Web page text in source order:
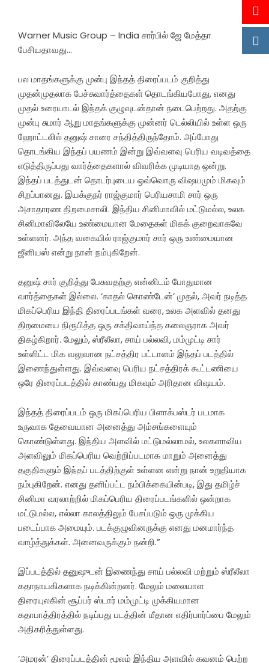
Warner Music Group – India சார்பில் ஜே மேத்தா
பேசியதாவது…
பல மாதங்களுக்கு முன்பு இந்தத் திரைப்படம் குறித்து
முதன்முதலாக பேச்சுவார்த்தைகள் தொடங்கியபோது, எனது
முதல் உரையாடல் இந்தக் குழுவுடன்தான் நடைபெற்றது. அதற்கு
முன்பு சுமார் ஆறு மாதங்களுக்கு முன்னர் டெல்லியில் உள்ள ஒரு
ஹோட்டலில் தனுஷ் சாரை சந்தித்திருந்தோம். அப்போது
தொடங்கிய இந்தப் பயணம் இன்று இவ்வளவு பெரிய வடிவத்தை
எடுத்திருப்பது வார்த்தைகளால் விவரிக்க முடியாத ஒன்று.
இந்தப் படத்துடன் தொடர்புடைய ஒவ்வொரு விஷயமும் மிகவும்
சிறப்பானது. இயக்குநர் ராஜ்குமார் பெரியசாமி சார் ஒரு
அசாதாரண திறமைசாலி. இந்திய சினிமாவில் மட்டுமல்ல, உலக
சினிமாவிலேயே உண்மையான மேதைகள் மிகக் குறைவாகவே
உள்ளனர். அந்த வகையில் ராஜ்குமார் சார் ஒரு உண்மையான
ஜீனியஸ் என்று நான் நம்புகிறேன்.
தனுஷ் சார் குறித்து பேசுவதற்கு என்னிடம் போதுமான
வார்த்தைகள் இல்லை. ‘காதல் கொண்டேன்’ முதல், அவர் நடித்த
மிகப்பெரிய இந்தி திரைப்படங்கள் வரை, உலக அளவில் தனது
திறமையை நிரூபித்த ஒரு சக்திவாய்ந்த கலைஞராக அவர்
திகழ்கிறார். மேலும், ஸ்ரீலீலா, சாய் பல்லவி, மம்முட்டி சார்
உள்ளிட்ட மிக வலுவான நட்சத்திர பட்டாளம் இந்தப் படத்தில்
இணைந்துள்ளது. இவ்வளவு பெரிய நட்சத்திரக் கூட்டணியை
ஒரே திரைப்படத்தில் காண்பது மிகவும் அரிதான விஷயம்.
இந்தத் திரைப்படம் ஒரு மிகப்பெரிய பிளாக்பஸ்டர் படமாக
உருவாக தேவையான அனைத்து அம்சங்களையும்
கொண்டுள்ளது. இந்திய அளவில் மட்டுமல்லாமல், உலகளாவிய
அளவிலும் மிகப்பெரிய வெற்றிப்படமாக மாறும் அனைத்து
தகுதிகளும் இந்தப் படத்திற்குள் உள்ளன என்று நான் உறுதியாக
நம்புகிறேன். எனது தனிப்பட்ட நம்பிக்கையின்படி, இது தமிழ்ச்
சினிமா வரலாற்றில் மிகப்பெரிய திரைப்படங்களில் ஒன்றாக
மட்டுமல்ல, எல்லா காலத்திலும் பேசப்படும் ஒரு முக்கிய
படைப்பாக அமையும். படக்குழுவினருக்கு எனது மனமார்ந்த
வாழ்த்துக்கள். அனைவருக்கும் நன்றி.”
இப்படத்தில் தனுஷுடன் இணைந்து சாய் பல்லவி மற்றும் ஸ்ரீலீலா
கதாநாயகிகளாக நடிக்கின்றனர். மேலும் மலையாள
திரையுலகின் சூப்பர் ஸ்டார் மம்முட்டி முக்கியமான
கதாபாத்திரத்தில் நடிப்பது படத்தின் மீதான எதிர்பார்ப்பை மேலும்
அதிகரித்துள்ளது.
‘அமரன்’ திரைப்படத்தின் மூலம் இந்திய அளவில் கவனம் பெற்ற